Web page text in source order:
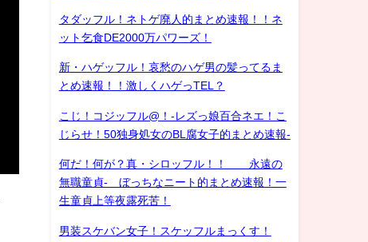
タダッフル！ネトゲ廃人的まとめ速報！！ネ
ット乞食DE2000万パワーズ！
新・ハゲッフル！哀愁のハゲ男の髪ってるま
とめ速報！！激しくハゲっTEL？
こじ！コジッフル@！-レズっ娘百合ネエ！こ
じらせ！50独身処女のBL腐女子的まとめ速報-
何だ！何が？真・シロッフル！！ 永遠の
無職童貞- ぼっちなニート的まとめ速報！一
生童貞上等夜露死苦！
男装スケバン女子！スケッフルまっくす！